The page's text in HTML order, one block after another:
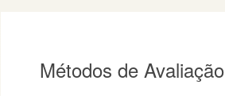
Métodos de Avaliação